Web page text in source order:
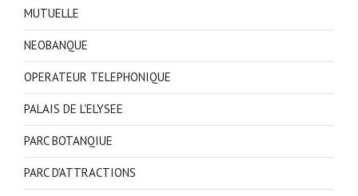
MUTUELLE
NEOBANQUE
OPERATEUR TELEPHONIQUE
PALAIS DE L'ELYSEE
PARC BOTANQIUE
PARC D'ATTRACTIONS